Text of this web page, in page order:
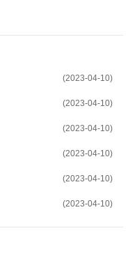
(2023-04-10)
(2023-04-10)
(2023-04-10)
(2023-04-10)
(2023-04-10)
(2023-04-10)